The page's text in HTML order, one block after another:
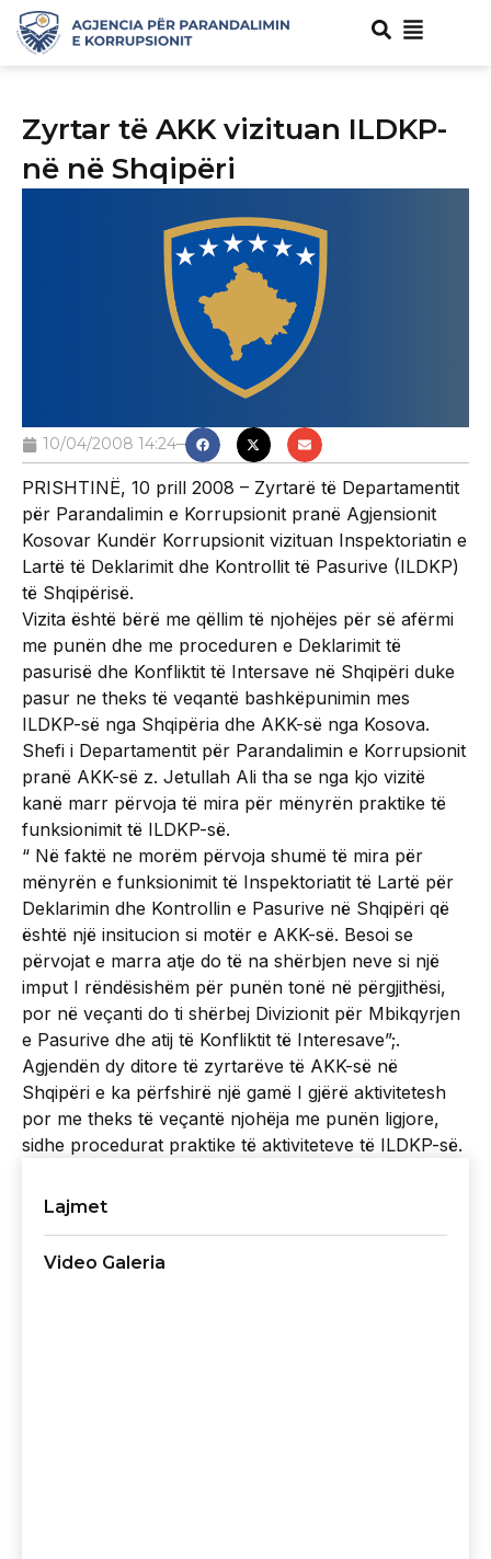
Lajmet
Video Galeria
Zyrtar të AKK vizituan ILDKP-
në në Shqipëri
10/04/2008 14:24
PRISHTINË, 10 prill 2008 – Zyrtarë të Departamentit
për Parandalimin e Korrupsionit pranë Agjensionit
Kosovar Kundër Korrupsionit vizituan Inspektoriatin e
Lartë të Deklarimit dhe Kontrollit të Pasurive (ILDKP)
të Shqipërisë.
Vizita është bërë me qëllim të njohëjes për së afërmi
me punën dhe me proceduren e Deklarimit të
pasurisë dhe Konfliktit të Intersave në Shqipëri duke
pasur ne theks të veqantë bashkëpunimin mes
ILDKP-së nga Shqipëria dhe AKK-së nga Kosova.
Shefi i Departamentit për Parandalimin e Korrupsionit
pranë AKK-së z. Jetullah Ali tha se nga kjo vizitë
kanë marr përvoja të mira për mënyrën praktike të
funksionimit të ILDKP-së.
“ Në faktë ne morëm përvoja shumë të mira për
mënyrën e funksionimit të Inspektoriatit të Lartë për
Deklarimin dhe Kontrollin e Pasurive në Shqipëri që
është një insitucion si motër e AKK-së. Besoi se
përvojat e marra atje do të na shërbjen neve si një
imput I rëndësishëm për punën tonë në përgjithësi,
por në veçanti do ti shërbej Divizionit për Mbikqyrjen
e Pasurive dhe atij të Konfliktit të Interesave”;.
Agjendën dy ditore të zyrtarëve të AKK-së në
Shqipëri e ka përfshirë një gamë I gjërë aktivitetesh
por me theks të veçantë njohëja me punën ligjore,
sidhe procedurat praktike të aktiviteteve të ILDKP-së.